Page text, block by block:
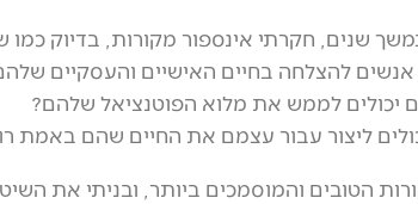
שנים, חקרתי אינספור מקורות, בדיוק כמו
להצלחה בחיים האישיים והעסקיים
יכולים לממש את מלוא הפוטנציאל שלהם?
ליצור עבור עצמם את החיים שהם באמת
הטובים והמוסמכים ביותר, ובניתי את